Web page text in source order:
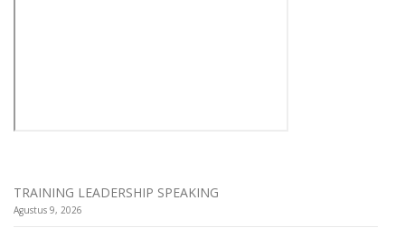
TRAINING LEADERSHIP SPEAKING
Agustus 9, 2026